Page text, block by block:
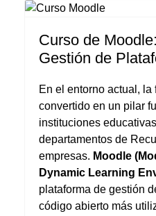
Curso de
Gestión de
En el entorno actual,
convertido en un pilar
instituciones
departamentos de
empresas. Moodle
Dynamic Learning
plataforma de gestión
código abierto más